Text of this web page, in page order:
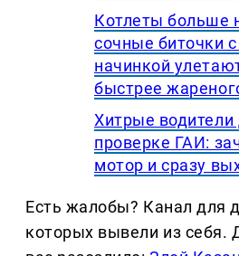
Котлеты больше
сочные биточки
начинкой
быстрее
Хитрые
проверке ГАИ:
мотор и сразу
Есть жалобы? Канал для
которых вывели из себя.